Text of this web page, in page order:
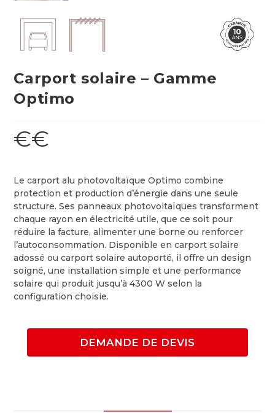
Carport solaire – Gamme
Optimo
€€
Le carport alu photovoltaïque Optimo combine
protection et production d’énergie dans une seule
structure. Ses panneaux photovoltaïques transforment
chaque rayon en électricité utile, que ce soit pour
réduire la facture, alimenter une borne ou renforcer
l’autoconsommation. Disponible en carport solaire
adossé ou carport solaire autoporté, il offre un design
soigné, une installation simple et une performance
solaire qui produit jusqu’à 4300 W selon la
configuration choisie.
DEMANDE DE DEVIS